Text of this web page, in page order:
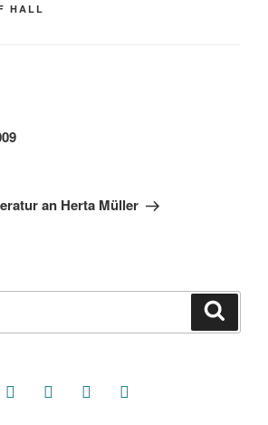
HALL
an Herta Müller
mastodoninstagramthreads goodreads